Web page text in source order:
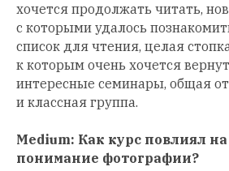
хочется продолжать читать,
с которыми удалось
список для чтения, целая
к которым очень хочется
интересные семинары, общая
и классная группа.
Medium: Как курс повлиял на
понимание фотографии?